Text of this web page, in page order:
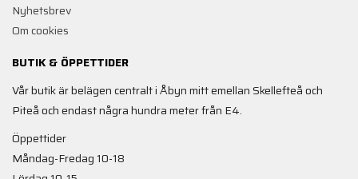
Nyhetsbrev
Om cookies
BUTIK & ÖPPETTIDER
Vår butik är belägen centralt i Åbyn mitt emellan Skellefteå och
Piteå och endast några hundra meter från E4.
Öppettider
Måndag-Fredag 10-18